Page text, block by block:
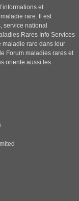
et
rare. Il est
service national
Rares Info Services
maladie rare dans leur
Forum maladies rares et
oriente aussi les